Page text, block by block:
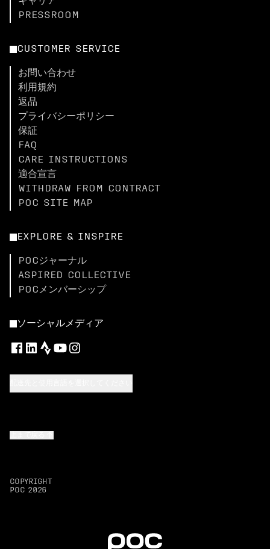
PRESSROOM
CUSTOMER SERVICE
お問い合わせ
利用規約
返品
プライバシーポリシー
保証
FAQ
CARE INSTRUCTIONS
適合宣言
WITHDRAW FROM CONTRACT
POC SITE MAP
EXPLORE & INSPIRE
POCジャーナル
ASPIRED COLLECTIVE
POCメンバーシップ
ソーシャルメディア
COPYRIGHT
POC 2026